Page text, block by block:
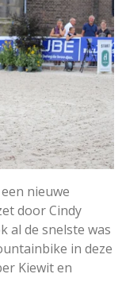
nieuwe
door Cindy
al de snelste was
in deze
Kiewit en